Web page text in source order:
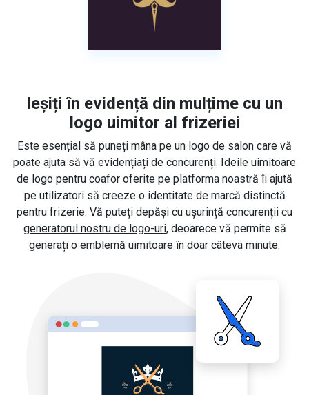
Ieșiți în evidență din mulțime cu un
logo uimitor al frizeriei
Este esențial să puneți mâna pe un logo de salon care vă
poate ajuta să vă evidențiați de concurenți. Ideile uimitoare
de logo pentru coafor oferite pe platforma noastră îi ajută
pe utilizatori să creeze o identitate de marcă distinctă
pentru frizerie. Vă puteți depăși cu ușurință concurenții cu
generatorul nostru de logo-uri, deoarece vă permite să
generați o emblemă uimitoare în doar câteva minute.